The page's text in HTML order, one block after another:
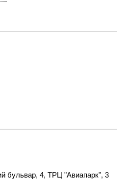
бульвар, 4, ТРЦ "Авиапарк", 3